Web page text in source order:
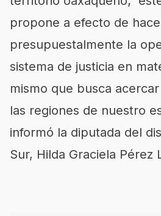
propone a efecto de
presupuestalmente la
sistema de justicia en
mismo que busca
las regiones de nuestro
informó la diputada del
Sur, Hilda Graciela Pérez